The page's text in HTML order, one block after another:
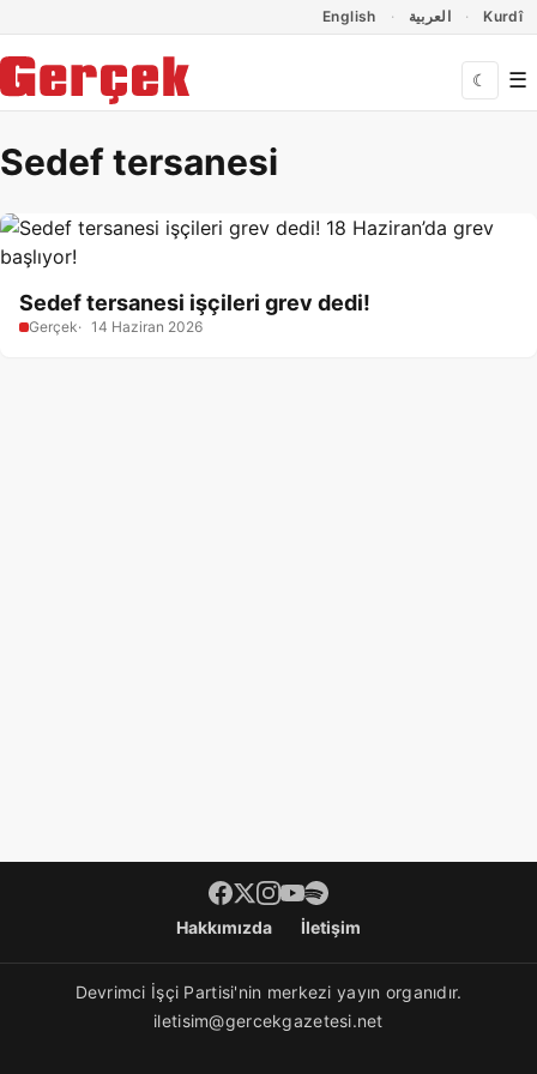
English العربية Kurdî
☾ ☰
Sedef tersanesi
Sedef tersanesi işçileri grev dedi!
Gerçek 14 Haziran 2026
Footer menüHakkımızda İletişim
Devrimci İşçi Partisi'nin merkezi yayın organıdır.
iletisim@gercekgazetesi.net